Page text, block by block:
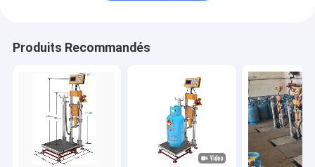
Produits Recommandés